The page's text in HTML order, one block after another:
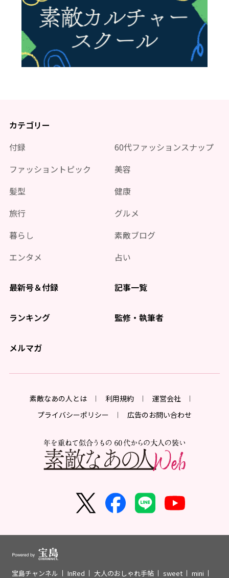
カテゴリー
付録
60代ファッションスナップ
ファッショントピック
美容
髪型
健康
旅行
グルメ
暮らし
素敵ブログ
エンタメ
占い
最新号＆付録 記事一覧
ランキング 監修・執筆者
メルマガ
素敵なあの人とは 利用規約
運営会社
プライバシーポリシー
広告のお問い合わせ
宝島チャンネル InRed 大人のおしゃれ手帖 sweet mini